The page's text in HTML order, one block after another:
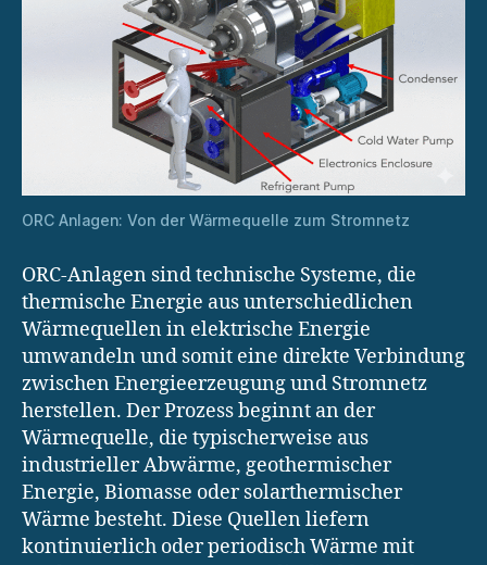
ORC Anlagen: Von der Wärmequelle zum Stromnetz
ORC-Anlagen sind technische Systeme, die
thermische Energie aus unterschiedlichen
Wärmequellen in elektrische Energie
umwandeln und somit eine direkte Verbindung
zwischen Energieerzeugung und Stromnetz
herstellen. Der Prozess beginnt an der
Wärmequelle, die typischerweise aus
industrieller Abwärme, geothermischer
Energie, Biomasse oder solarthermischer
Wärme besteht. Diese Quellen liefern
kontinuierlich oder periodisch Wärme mit